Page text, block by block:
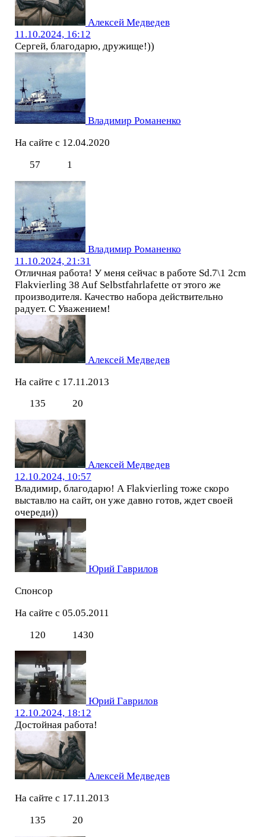
Алексей Медведев
11.10.2024, 16:12
Сергей, благодарю, дружище!))
Владимир Романенко
На сайте с 12.04.2020
57
1
Владимир Романенко
11.10.2024, 21:31
Отличная работа! У меня сейчас в работе Sd.7\1 2cm
Flakvierling 38 Auf Selbstfahrlafette от этого же
производителя. Качество набора действительно
радует. С Уважением!
Алексей Медведев
На сайте с 17.11.2013
135
20
Алексей Медведев
12.10.2024, 10:57
Владимир, благодарю! А Flakvierling тоже скоро
выставлю на сайт, он уже давно готов, ждет своей
очереди))
Юрий Гаврилов
Спонсор
На сайте с 05.05.2011
120
1430
Юрий Гаврилов
12.10.2024, 18:12
Достойная работа!
Алексей Медведев
На сайте с 17.11.2013
135
20